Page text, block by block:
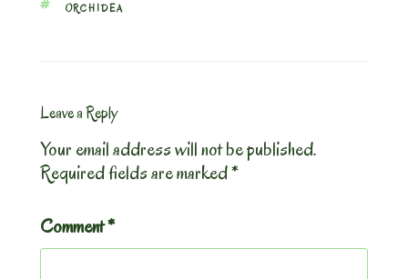
TAGS
ORCHIDEA
Leave a Reply
Your email address will not be published.
Required fields are marked*
Comment*